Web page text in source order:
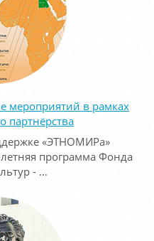
мероприятий в рамках
партнёрства
«ЭТНОМИРа»
программа Фонда
- …